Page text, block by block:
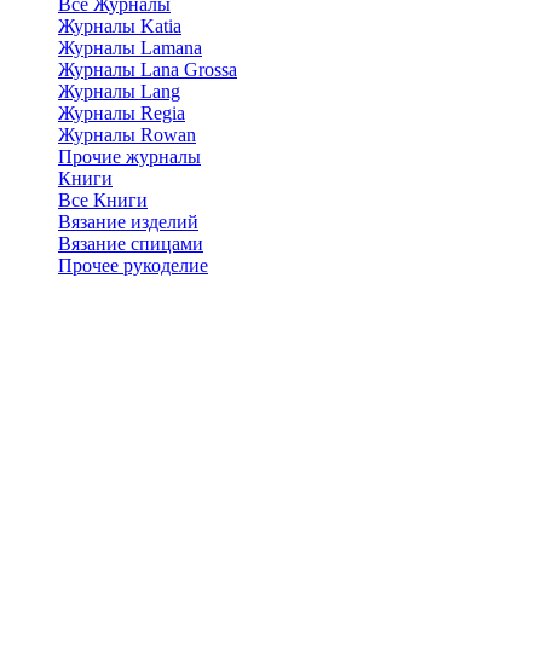
Журналы Katia
Журналы Lamana
Журналы Lana Grossa
Журналы Lang
Журналы Regia
Журналы Rowan
Прочие журналы
Книги
Все Книги
Вязание изделий
Вязание спицами
Прочее рукоделие